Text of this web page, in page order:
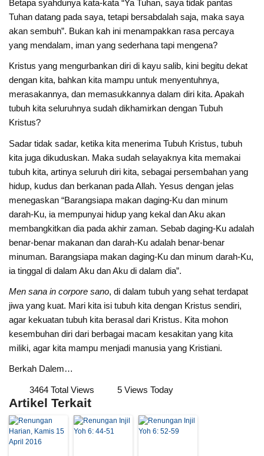
Betapa syahdunya kata-kata “Ya Tuhan, saya tidak pantas
Tuhan datang pada saya, tetapi bersabdalah saja, maka saya
akan sembuh”. Bukan kah ini menampakkan rasa percaya
yang mendalam, iman yang sederhana tapi mengena?
Kristus yang mengurbankan diri di kayu salib, kini begitu dekat
dengan kita, bahkan kita mampu untuk menyentuhnya,
merasakannya, dan memasukkannya dalam diri kita. Apakah
tubuh kita seluruhnya sudah dikhamirkan dengan Tubuh
Kristus?
Sadar tidak sadar, ketika kita menerima Tubuh Kristus, tubuh
kita juga dikuduskan. Maka sudah selayaknya kita memakai
tubuh kita, artinya seluruh diri kita, sebagai persembahan yang
hidup, kudus dan berkanan pada Allah. Yesus dengan jelas
menegaskan “Barangsiapa makan daging-Ku dan minum
darah-Ku, ia mempunyai hidup yang kekal dan Aku akan
membangkitkan dia pada akhir zaman. Sebab daging-Ku adalah
benar-benar makanan dan darah-Ku adalah benar-benar
minuman. Barangsiapa makan daging-Ku dan minum darah-Ku,
ia tinggal di dalam Aku dan Aku di dalam dia”.
Men sana in corpore sano, di dalam tubuh yang sehat terdapat
jiwa yang kuat. Mari kita isi tubuh kita dengan Kristus sendiri,
agar kekuatan tubuh kita berasal dari Kristus. Kita mohon
kesembuhan diri dari berbagai macam kesakitan yang kita
miliki, agar kita mampu menjadi manusia yang Kristiani.
Berkah Dalem…
3464 Total Views 5 Views Today
Artikel Terkait